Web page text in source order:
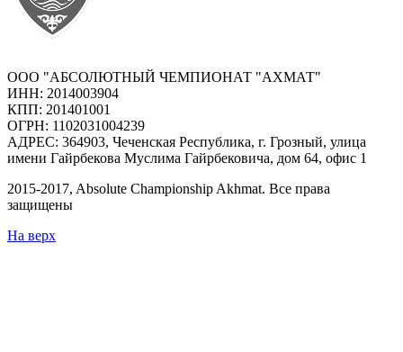
ООО "АБСОЛЮТНЫЙ ЧЕМПИОНАТ "АХМАТ"
ИНН: 2014003904
КПП: 201401001
ОГРН: 1102031004239
АДРЕС: 364903, Чеченская Республика, г. Грозный, улица
имени Гайрбекова Муслима Гайрбековича, дом 64, офис 1
2015-2017, Absolute Championship Akhmat. Все права
защищены
На верх